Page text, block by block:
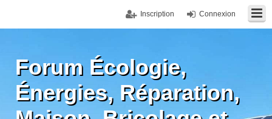
Connexion
Inscription
Forum Écologie,
Énergies, Réparation,